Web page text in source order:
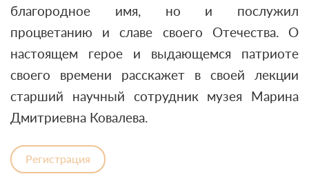
благородное имя, но и послужил
процветанию и славе своего Отечества. О
настоящем герое и выдающемся патриоте
своего времени расскажет в своей лекции
старший научный сотрудник музея Марина
Дмитриевна Ковалева.
Регистрация